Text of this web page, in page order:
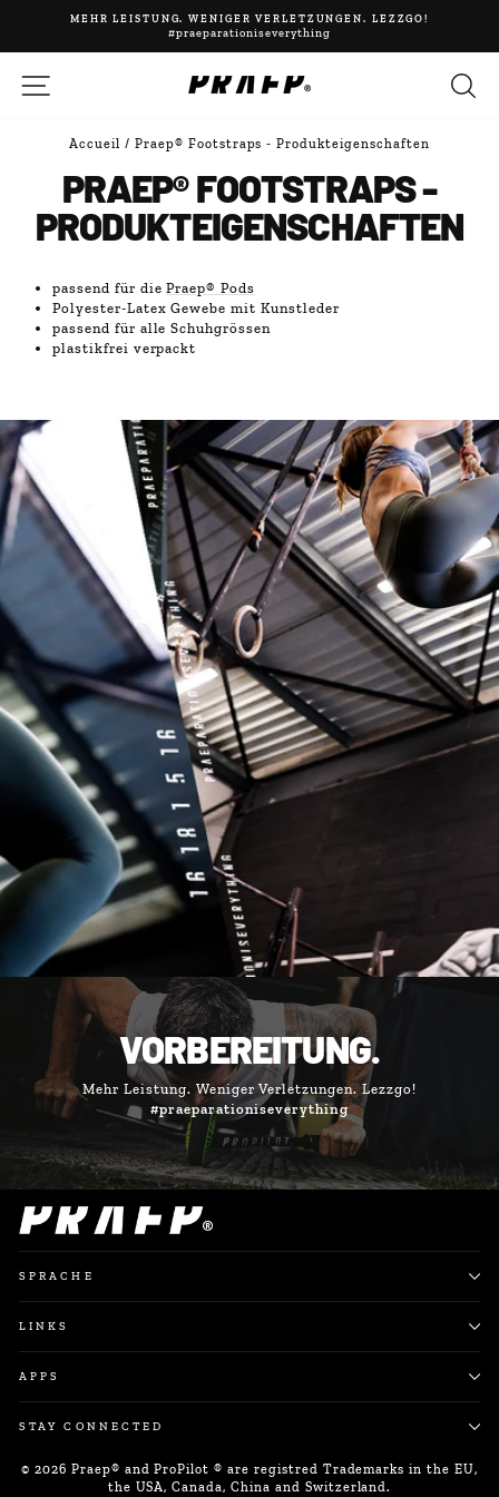
contenu
Diaporama
MEHR LEISTUNG. WENIGER VERLETZUNGEN. LEZZGO!
#praeparationiseverything
Accueil / Praep® Footstraps - Produkteigenschaften
PRAEP® FOOTSTRAPS -
PRODUKTEIGENSCHAFTEN
passend für diePraep® Pods
Polyester-Latex Gewebe mit Kunstleder
passend für alle Schuhgrössen
plastikfrei verpackt
VORBEREITUNG.
Mehr Leistung. Weniger Verletzungen. Lezzgo!
#praeparationiseverything
SPRACHE
LINKS
APPS
STAY CONNECTED
© 2026 Praep® and ProPilot ® are registred Trademarks in the EU,
the USA, Canada, China and Switzerland.